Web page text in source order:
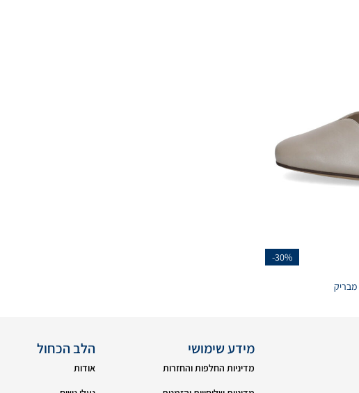
-30%
מידע שימושי
מדיניות החלפות והחזרות
הלב הכחול
אודות